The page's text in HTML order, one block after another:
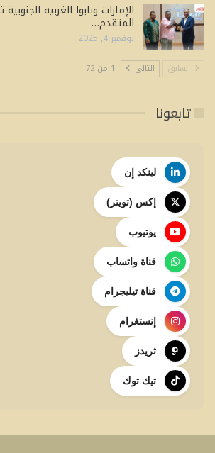
الإمارات وبابوا الغربية
المتقدم…
نوفمبر 4, 2025
السابق التالي 1 من 72
تابعونا
لينكد إن
إكس (تويتر)
يوتيوب
قناة واتساب
قناة تيليجرام
إنستغرام
ثريدز
تيك توك